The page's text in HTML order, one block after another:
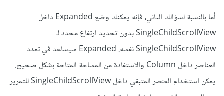
أما بالنسبة لسؤالك الثاني، فإنه يمكنك وضع Expanded داخل
SingleChildScrollView بدون تحديد ارتفاع محدد لـ
SingleChildScrollView نفسه. Expanded سيساعد في تمدد
العناصر داخل Column والاستفادة من المساحة المتاحة بشكل صحيح.
يمكن استخدام العنصر المتبقي داخل SingleChildScrollView للتمرير